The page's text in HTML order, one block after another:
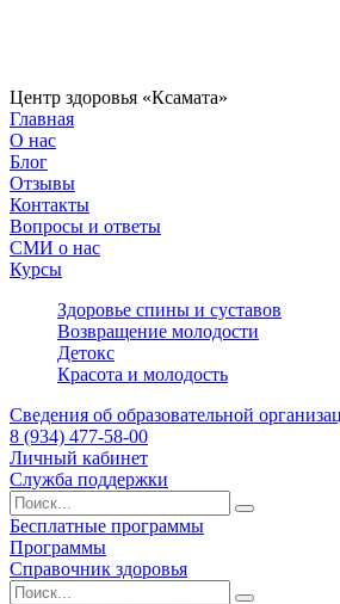
Центр здоровья «Ксамата»
Главная
О нас
Блог
Отзывы
Контакты
Вопросы и ответы
СМИ о нас
Курсы
Здоровье спины и суставов
Возвращение молодости
Детокс
Красота и молодость
Сведения об образовательной
8 (934) 477-58-00
Личный кабинет
Служба поддержки
Бесплатные программы
Программы
Справочник здоровья